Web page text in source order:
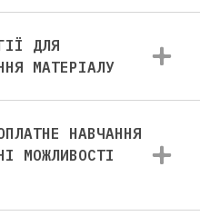
ДЛЯ
МАТЕРІАЛУ
НАВЧАННЯ
МОЖЛИВОСТІ